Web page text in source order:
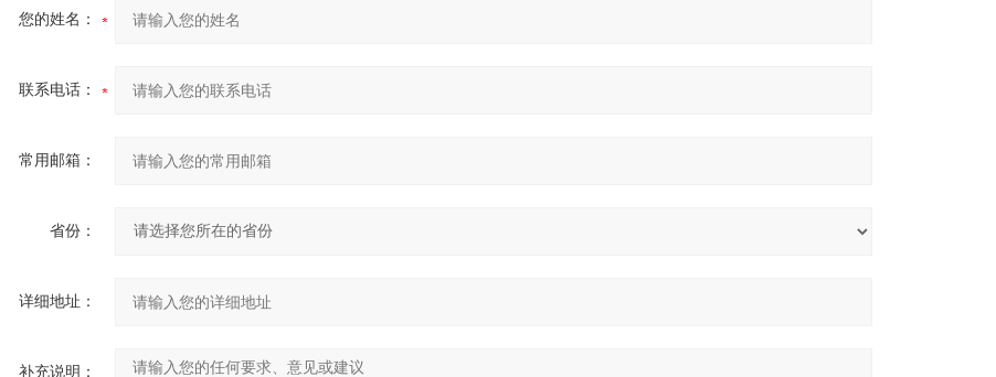
您的姓名：
联系电话：
常用邮箱：
省份：
详细地址：
补充说明：